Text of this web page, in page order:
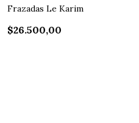
Frazadas Le Karim
$26.500,00